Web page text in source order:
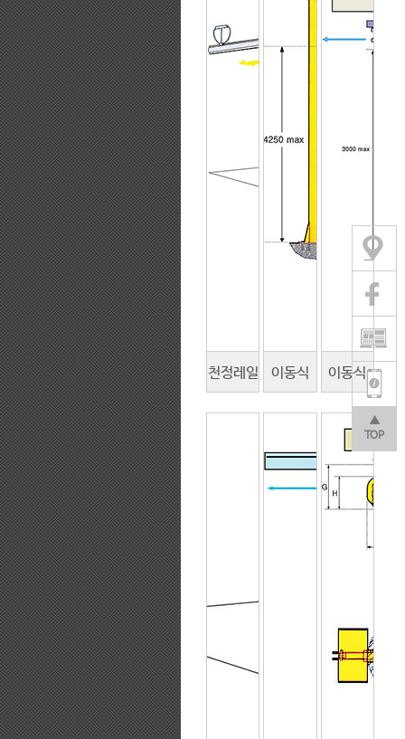
▲
TOP
천정레일
형
이동식
고정식
(700J
TYPE)
이동식
안정형
(600CP
TYPE)